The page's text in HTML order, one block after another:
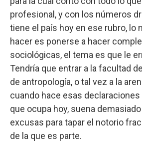
profesional, y con los números
tiene el país hoy en ese rubro, lo
hacer es ponerse a hacer
sociológicas, el tema es que le
Tendría que entrar a la facultad
de antropología, o tal vez a la
cuando hace esas
que ocupa hoy, suena
excusas para tapar el notorio
de la que es parte.